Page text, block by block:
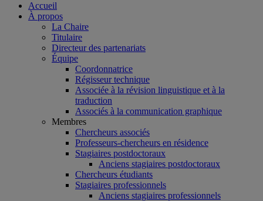
Accueil
À propos
La Chaire
Titulaire
Directeur des partenariats
Équipe
Coordonnatrice
Régisseur technique
Associée à la révision linguistique et à la
traduction
Associés à la communication graphique
Membres
Chercheurs associés
Professeurs-chercheurs en résidence
Stagiaires postdoctoraux
Anciens stagiaires postdoctoraux
Chercheurs étudiants
Stagiaires professionnels
Anciens stagiaires professionnels